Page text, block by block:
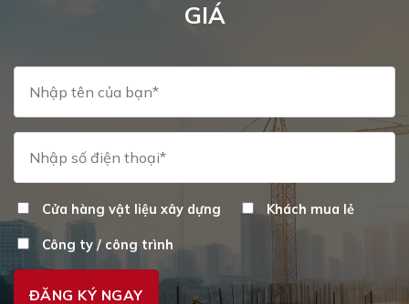
chọn
được
GIÁ
Cửa hàng vật liệu xây dựng Khách mua lẻ
Công ty / công trình